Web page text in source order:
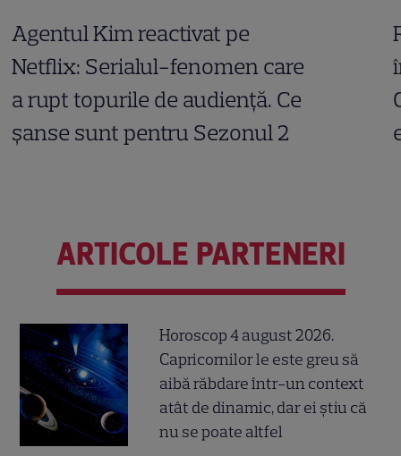
Agentul Kim reactivat pe
Netflix: Serialul-fenomen care
a rupt topurile de audiență. Ce
șanse sunt pentru Sezonul 2
ARTICOLE PARTENERI
Horoscop 4 august 2026.
Capricornilor le este greu să
aibă răbdare într-un context
atât de dinamic, dar ei știu că
nu se poate altfel